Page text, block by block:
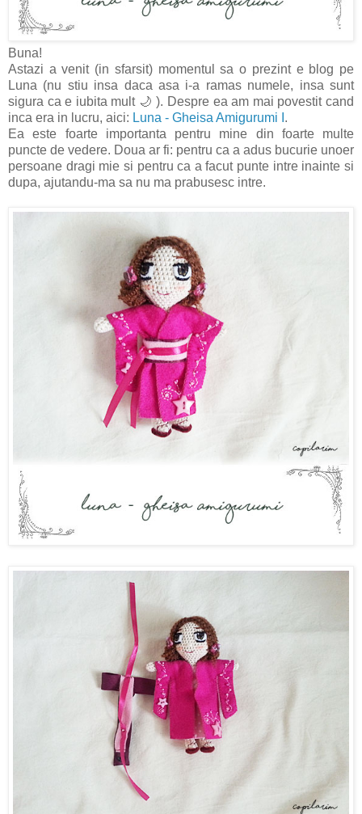
Buna!
Astazi a venit (in sfarsit) momentul sa o prezint e blog pe
Luna (nu stiu insa daca asa i-a ramas numele, insa sunt
sigura ca e iubita mult 🌙 ). Despre ea am mai povestit cand
inca era in lucru, aici: Luna - Gheisa Amigurumi I .
Ea este foarte importanta pentru mine din foarte multe
puncte de vedere. Doua ar fi: pentru ca a adus bucurie unoer
persoane dragi mie si pentru ca a facut punte intre inainte si
dupa, ajutandu-ma sa nu ma prabusesc intre.